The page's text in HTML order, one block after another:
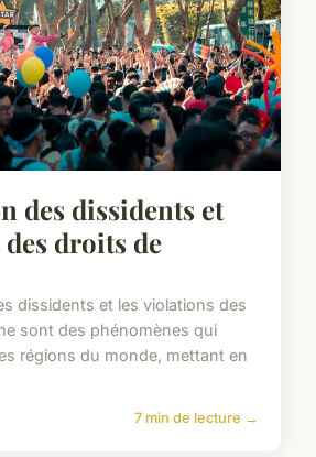
des dissidents et
droits de
dissidents et les violations des
sont des phénomènes qui
régions du monde, mettant en
7 min de lecture →